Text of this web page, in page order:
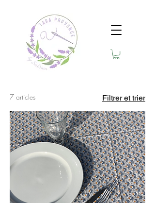
7 articles Filtrer et trier